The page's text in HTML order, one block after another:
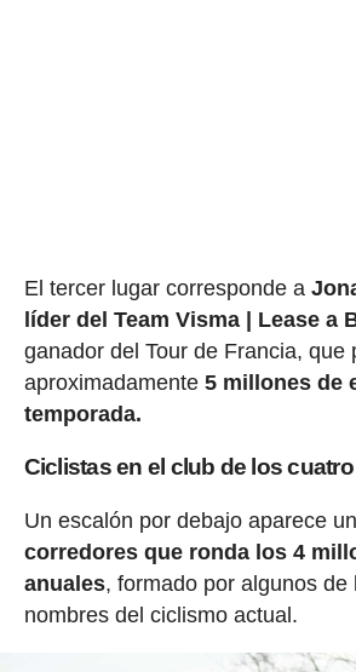
El tercer lugar corresponde a
líder del Team Visma | Lease a
ganador del Tour de Francia, que
aproximadamente 5 millones de
temporada.
Ciclistas en el club de los
Un escalón por debajo aparece un
corredores que ronda los 4
anuales, formado por algunos de
nombres del ciclismo actual.